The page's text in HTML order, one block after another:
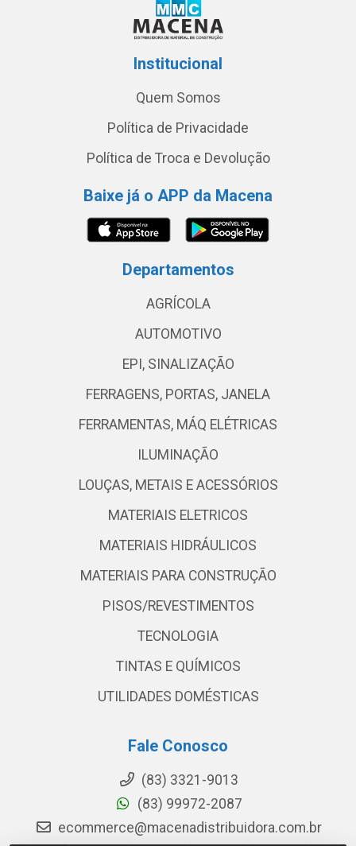
Institucional
Quem Somos
Política de Privacidade
Política de Troca e Devolução
Baixe já o APP da Macena
Departamentos
AGRÍCOLA
AUTOMOTIVO
EPI, SINALIZAÇÃO
FERRAGENS, PORTAS, JANELA
FERRAMENTAS, MÁQ ELÉTRICAS
ILUMINAÇÃO
LOUÇAS, METAIS E ACESSÓRIOS
MATERIAIS ELETRICOS
MATERIAIS HIDRÁULICOS
MATERIAIS PARA CONSTRUÇÃO
PISOS/REVESTIMENTOS
TECNOLOGIA
TINTAS E QUÍMICOS
UTILIDADES DOMÉSTICAS
Fale Conosco
(83) 3321-9013
(83) 99972-2087
ecommerce@macenadistribuidora.com.br